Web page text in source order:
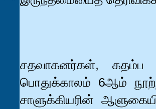
சதவாகனர்கள்,
பொதுக்காலம் 6ஆம்
சாளுக்கியரின்